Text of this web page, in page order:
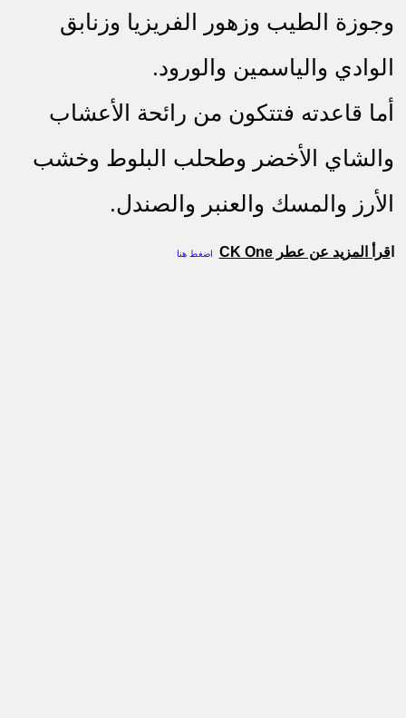
وجوزة الطيب وزهور الفريزيا وزنابق
الوادي والياسمين والورود.
أما قاعدته فتتكون من رائحة الأعشاب
والشاي الأخضر وطحلب البلوط وخشب
الأرز والمسك والعنبر والصندل.
اقرأ المزيد عن عطر CK One اضغط هنا